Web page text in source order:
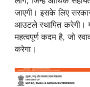
जाएगी। इसके लिए
आउटले स्थापित करेगी।
महत्वपूर्ण कदम है, जो
करेगा।